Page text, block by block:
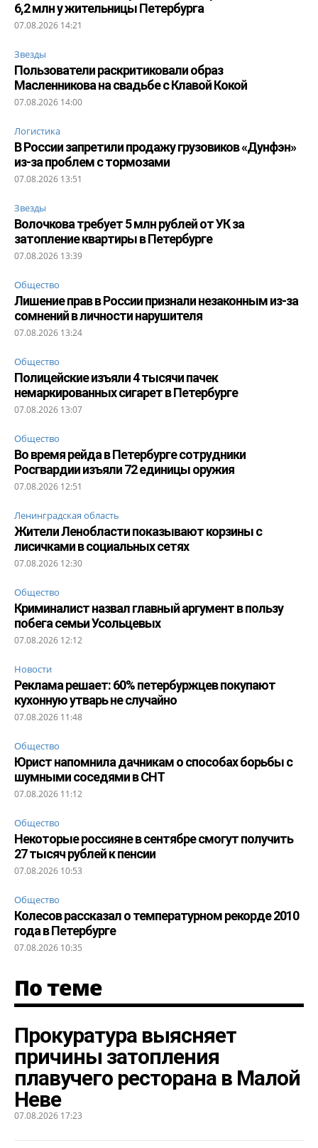
6,2 млн у жительницы Петербурга
07.08.2026 14:21
Звезды
Пользователи раскритиковали образ
Масленникова на свадьбе с Клавой Кокой
07.08.2026 14:00
Логистика
В России запретили продажу грузовиков «Дунфэн»
из-за проблем с тормозами
07.08.2026 13:51
Звезды
Волочкова требует 5 млн рублей от УК за
затопление квартиры в Петербурге
07.08.2026 13:39
Общество
Лишение прав в России признали незаконным из-за
сомнений в личности нарушителя
07.08.2026 13:24
Общество
Полицейские изъяли 4 тысячи пачек
немаркированных сигарет в Петербурге
07.08.2026 13:07
Общество
Во время рейда в Петербурге сотрудники
Росгвардии изъяли 72 единицы оружия
07.08.2026 12:51
Ленинградская область
Жители Ленобласти показывают корзины с
лисичками в социальных сетях
07.08.2026 12:30
Общество
Криминалист назвал главный аргумент в пользу
побега семьи Усольцевых
07.08.2026 12:12
Новости
Реклама решает: 60% петербуржцев покупают
кухонную утварь не случайно
07.08.2026 11:48
Общество
Юрист напомнила дачникам о способах борьбы с
шумными соседями в СНТ
07.08.2026 11:12
Общество
Некоторые россияне в сентябре смогут получить
27 тысяч рублей к пенсии
07.08.2026 10:53
Общество
Колесов рассказал о температурном рекорде 2010
года в Петербурге
07.08.2026 10:35
По теме
Прокуратура выясняет
причины затопления
плавучего ресторана в Малой
Неве
07.08.2026 17:23